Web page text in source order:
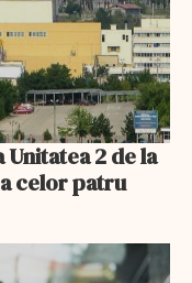
2 de la
celor patru